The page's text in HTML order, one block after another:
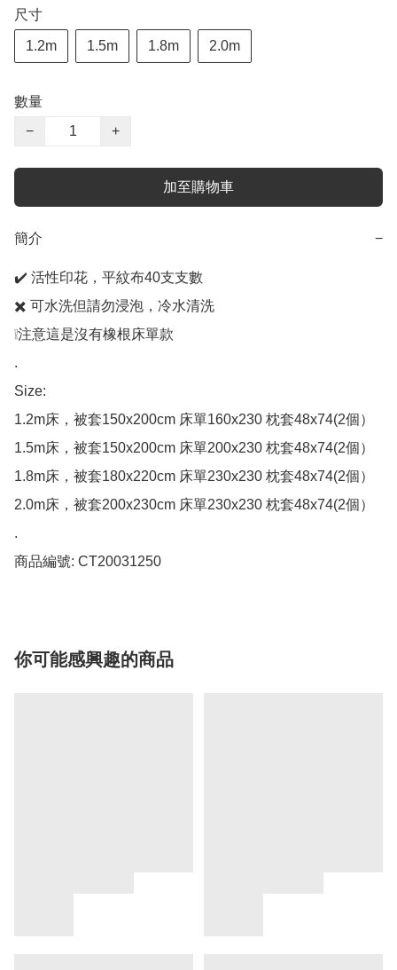
尺寸
1.2m 1.5m 1.8m 2.0m
數量
−
+
加至購物車
簡介 −
✔️ 活性印花，平紋布40支支數
✖️ 可水洗但請勿浸泡，冷水清洗
❕注意這是沒有橡根床單款
.
Size:
1.2m床，被套150x200cm 床單160x230 枕套48x74(2個）
1.5m床，被套150x200cm 床單200x230 枕套48x74(2個）
1.8m床，被套180x220cm 床單230x230 枕套48x74(2個）
2.0m床，被套200x230cm 床單230x230 枕套48x74(2個）
.
你可能感興趣的商品